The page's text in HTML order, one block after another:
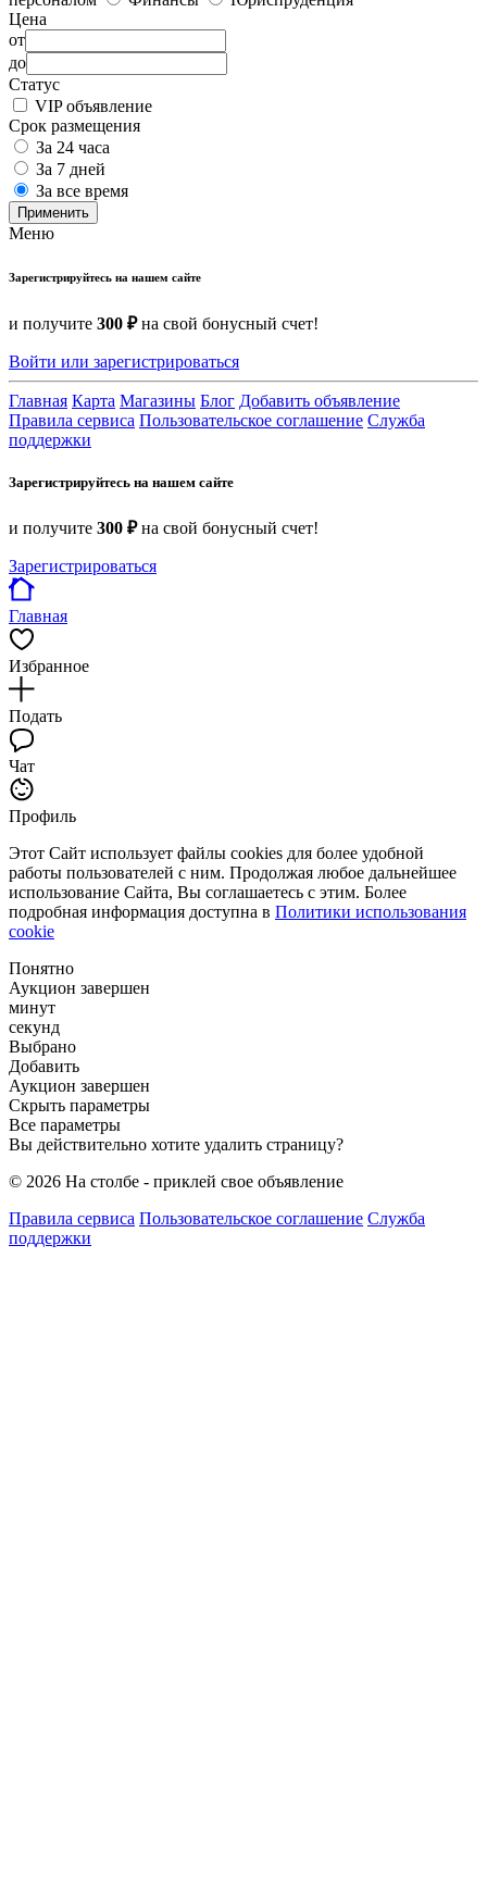
Цена
от
до
Статус
VIP объявление
Срок размещения
За 24 часа
За 7 дней
За все время
Применить
Меню
Зарегистрируйтесь на нашем сайте
и получите 300 ₽на свой бонусный счет!
Войти или зарегистрироваться
Главная Карта Магазины Блог Добавить объявление
Правила сервиса Пользовательское соглашение Служба
поддержки
Зарегистрируйтесь на нашем сайте
и получите 300 ₽на свой бонусный счет!
Зарегистрироваться
Главная
Избранное
Подать
Чат
Профиль
Этот Сайт использует файлы cookies для более удобной
работы пользователей с ним. Продолжая любое дальнейшее
использование Сайта, Вы соглашаетесь с этим. Более
подробная информация доступна в Политики использования
cookie
Понятно
Аукцион завершен
минут
секунд
Выбрано
Добавить
Аукцион завершен
Скрыть параметры
Все параметры
Вы действительно хотите удалить страницу?
© 2026 На столбе - приклей свое объявление
Правила сервиса Пользовательское соглашение Служба
поддержки